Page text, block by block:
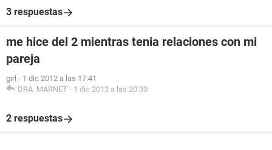
3 respuestas
me hice del 2 mientras tenia relaciones con mi
pareja
girl - 1 dic 2012 a las 17:41
DRA. MARNET - 1 dic 2012 a las 20:30
2 respuestas